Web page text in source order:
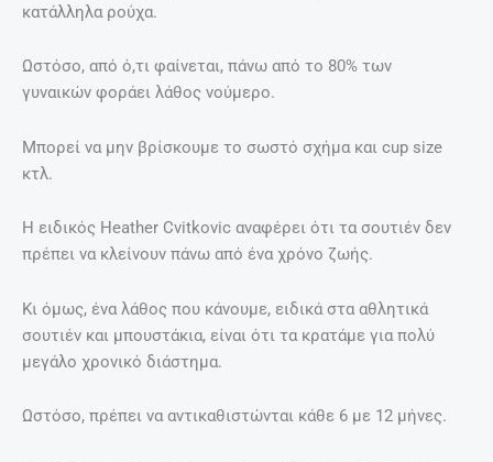
κατάλληλα ρούχα.
Ωστόσο, από ό,τι φαίνεται, πάνω από το 80% των
γυναικών φοράει λάθος νούμερο.
Μπορεί να μην βρίσκουμε το σωστό σχήμα και cup size
κτλ.
Η ειδικός Heather Cvitkovic αναφέρει ότι τα σουτιέν δεν
πρέπει να κλείνουν πάνω από ένα χρόνο ζωής.
Κι όμως, ένα λάθος που κάνουμε, ειδικά στα αθλητικά
σουτιέν και μπουστάκια, είναι ότι τα κρατάμε για πολύ
μεγάλο χρονικό διάστημα.
Ωστόσο, πρέπει να αντικαθιστώνται κάθε 6 με 12 μήνες.